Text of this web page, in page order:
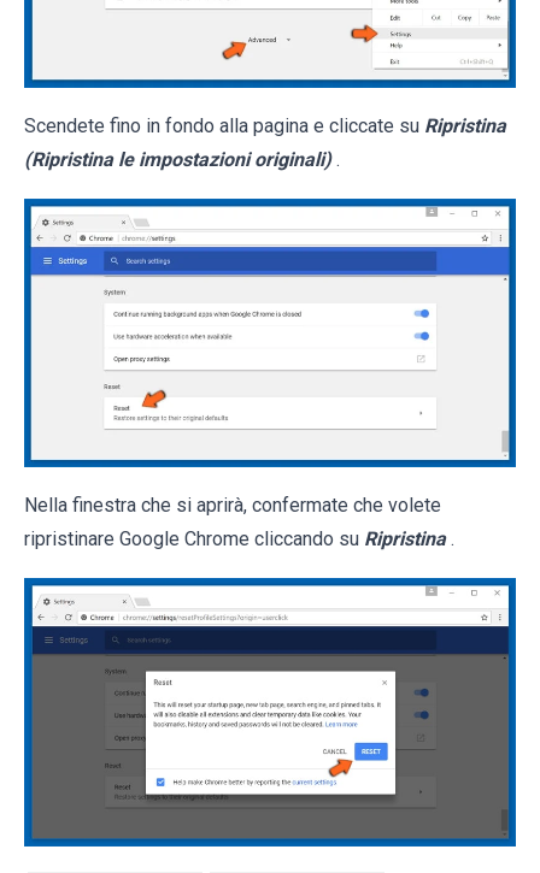
Scendete fino in fondo alla pagina e cliccate su Ripristina
(Ripristina le impostazioni originali) .
Nella finestra che si aprirà, confermate che volete
ripristinare Google Chrome cliccando su Ripristina .